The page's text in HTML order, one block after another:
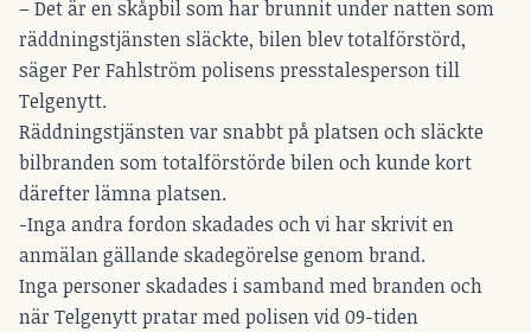
– Det är en skåpbil som har brunnit under natten som
räddningstjänsten släckte, bilen blev totalförstörd,
säger Per Fahlström polisens presstalesperson till
Telgenytt.
Räddningstjänsten var snabbt på platsen och släckte
bilbranden som totalförstörde bilen och kunde kort
därefter lämna platsen.
-Inga andra fordon skadades och vi har skrivit en
anmälan gällande skadegörelse genom brand.
Inga personer skadades i samband med branden och
när Telgenytt pratar med polisen vid 09-tiden